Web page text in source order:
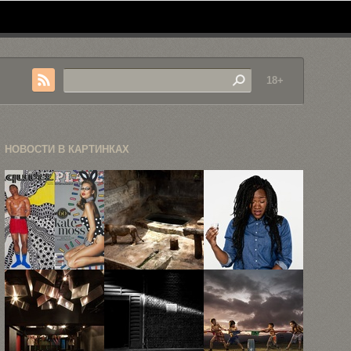
18+
НОВОСТИ В КАРТИНКАХ
Иллюстрации
на обложках
модных
журналов
15 снимков
животных,
заключённых
в ...
14 портретов
людей сразу
после ...